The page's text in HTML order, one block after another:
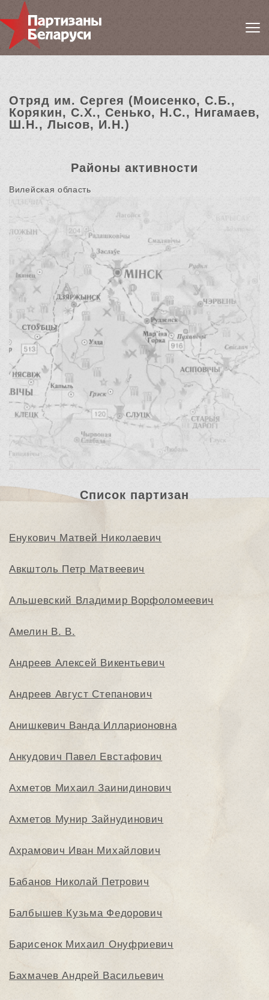
Отряд им. Сергея (Моисенко, С.Б.,
Корякин, С.Х., Сенько, Н.С., Нигамаев,
Ш.Н., Лысов, И.Н.)
Районы активности
Вилейская область
Список партизан
Енукович Матвей Николаевич
Авкштоль Петр Матвеевич
Альшевский Владимир Ворфоломеевич
Амелин В. В.
Андреев Алексей Викентьевич
Андреев Август Степанович
Анишкевич Ванда Илларионовна
Анкудович Павел Евстафович
Ахметов Михаил Заинидинович
Ахметов Мунир Зайнудинович
Ахрамович Иван Михайлович
Бабанов Николай Петрович
Балбышев Кузьма Федорович
Барисенок Михаил Онуфриевич
Бахмачев Андрей Васильевич